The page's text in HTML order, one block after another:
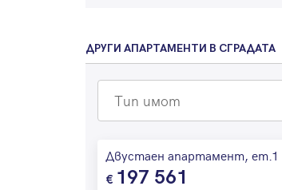
ДРУГИ АПАРТАМЕНТИ В СГРАДАТА
Тип имот
Двустаен апартамент, ет.1
197 561